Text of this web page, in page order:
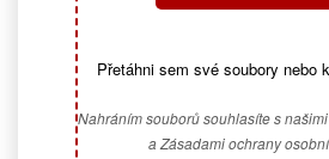
Přetáhni sem své soubory nebo
Nahráním souborů souhlasíte s
a Zásadami ochrany